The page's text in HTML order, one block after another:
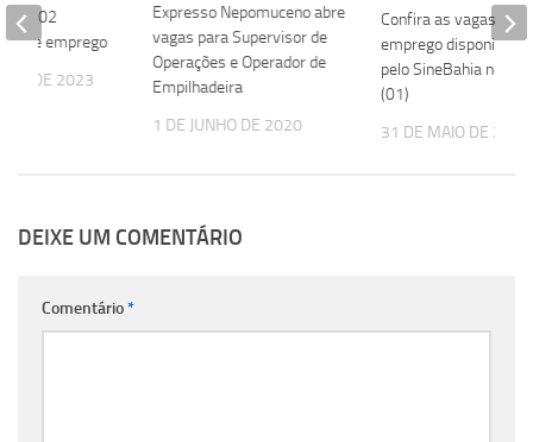
Expresso Nepomuceno abre
vagas para Supervisor de
Operações e Operador de
Empilhadeira
1 DE JUNHO DE 2020
Confira as vagas de
emprego
pelo SineBahia nesta
(01)
31 DE MAIO DE 2021
abre 02
de emprego
DE 2023
DEIXE UM COMENTÁRIO
Comentário*